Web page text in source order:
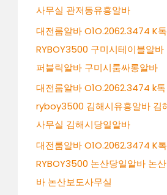
사무실 관저동유흥알바
대전룸알바 O1O.2062.3474 K톡
RYBOY3500 구미시테이블알바
퍼블릭알바 구미시룸싸롱알바
대전룸알바 O1O.2062.3474 k톡
ryboy3500 김해시유흥알바 김
사무실 김해시당일알바
대전룸알바 O1O.2062.3474 K톡
RYBOY3500 논산당일알바 논
바 논산보도사무실